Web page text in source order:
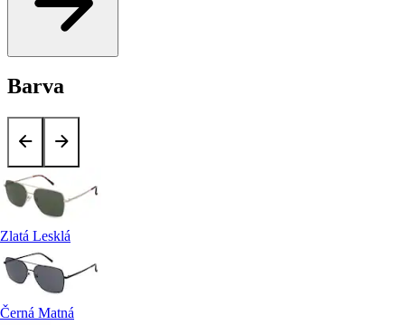
Barva
Zlatá Lesklá
Černá Matná